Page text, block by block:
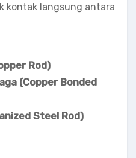
kontak langsung antara
Rod)
(Copper Bonded
Steel Rod)